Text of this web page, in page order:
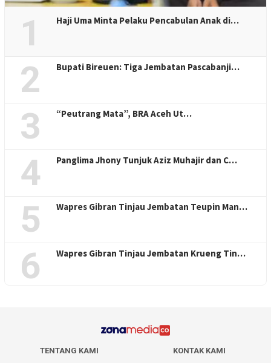
1 Haji Uma Minta Pelaku Pencabulan Anak di…
2 Bupati Bireuen: Tiga Jembatan Pascabanji…
3 “Peutrang Mata”, BRA Aceh Ut…
4 Panglima Jhony Tunjuk Aziz Muhajir dan C…
5 Wapres Gibran Tinjau Jembatan Teupin Man…
6 Wapres Gibran Tinjau Jembatan Krueng Tin…
TENTANG KAMI
KONTAK KAMI